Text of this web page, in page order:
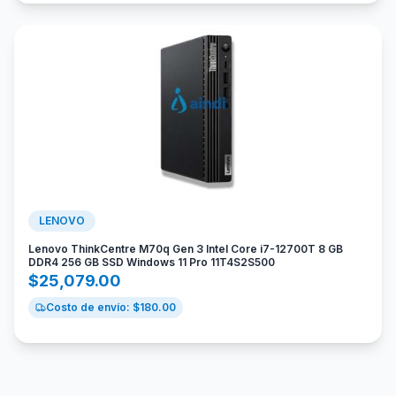
LENOVO
Lenovo ThinkCentre M70q Gen 3 Intel Core i7-12700T 8 GB
DDR4 256 GB SSD Windows 11 Pro 11T4S2S500
$25,079.00
Costo de envío: $180.00